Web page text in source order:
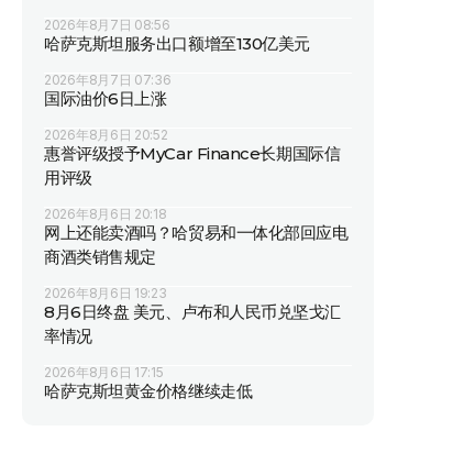
2026年8月7日 08:56
哈萨克斯坦服务出口额增至130亿美元
2026年8月7日 07:36
国际油价6日上涨
2026年8月6日 20:52
惠誉评级授予MyCar Finance长期国际信
用评级
2026年8月6日 20:18
网上还能卖酒吗？哈贸易和一体化部回应电
商酒类销售规定
2026年8月6日 19:23
8月6日终盘 美元、卢布和人民币兑坚戈汇
率情况
2026年8月6日 17:15
哈萨克斯坦黄金价格继续走低